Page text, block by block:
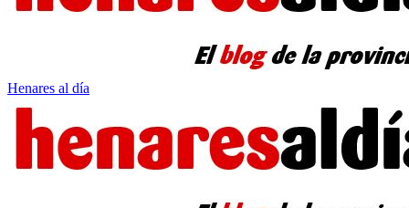
Henares al día